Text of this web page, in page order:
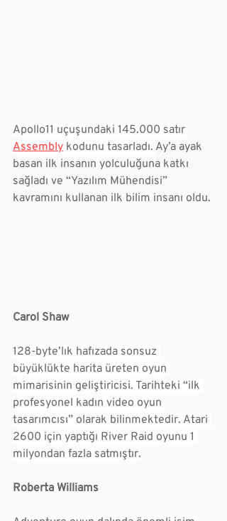
Apollo11 uçuşundaki 145.000 satır
Assembly kodunu tasarladı. Ay’a ayak
basan ilk insanın yolculuğuna katkı
sağladı ve “Yazılım Mühendisi”
kavramını kullanan ilk bilim insanı oldu.
Carol Shaw
128-byte’lık hafızada sonsuz
büyüklükte harita üreten oyun
mimarisinin geliştiricisi. Tarihteki “ilk
profesyonel kadın video oyun
tasarımcısı” olarak bilinmektedir. Atari
2600 için yaptığı River Raid oyunu 1
milyondan fazla satmıştır.
Roberta Williams